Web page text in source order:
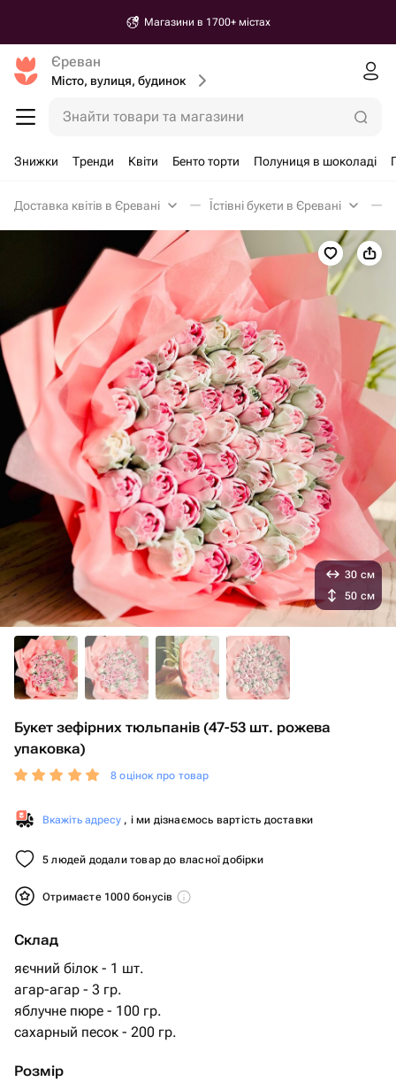
Магазини в 1700+ містах
Єреван
Місто, вулиця, будинок
Знайти товари та магазини
Знижки Тренди Квіти Бенто торти Полуниця в шоколаді
Доставка квітів в Єревані Їстівні букети в Єревані
Букет зефірних тюльпанів (47-53 шт. рожева
упаковка)
8 оцінок про товар
Вкажіть адресу , і ми дізнаємось вартість доставки
5 людей додали товар до власної добірки
Отримаєте 1000 бонусів
Склад
яєчний білок - 1 шт.
агар-агар - 3 гр.
яблучне пюре - 100 гр.
сахарный песок - 200 гр.
Розмір
30 см
50 см